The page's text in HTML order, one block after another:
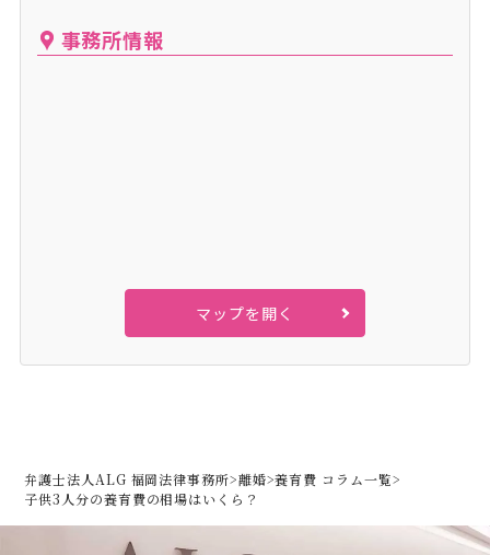
事務所情報
マップを開く
弁護士法人ALG 福岡法律事務所>離婚>養育費 コラム一覧>
子供3人分の養育費の相場はいくら？